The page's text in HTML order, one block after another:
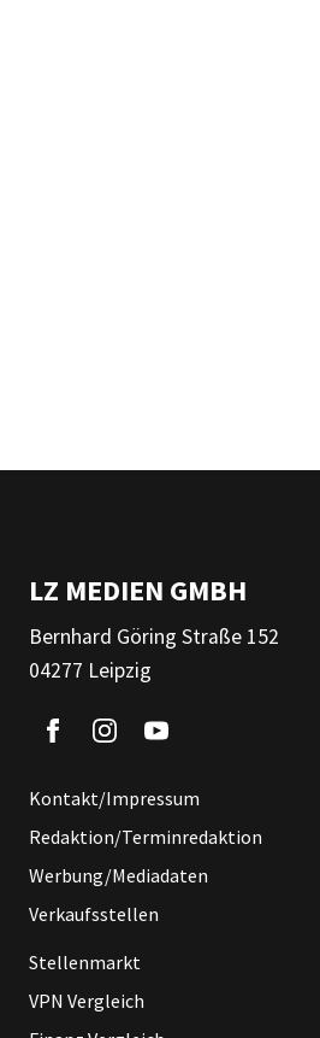
LZ MEDIEN GMBH
Bernhard Göring Straße 152
04277 Leipzig
Kontakt/Impressum
Redaktion/Terminredaktion
Werbung/Mediadaten
Verkaufsstellen
Stellenmarkt
VPN Vergleich